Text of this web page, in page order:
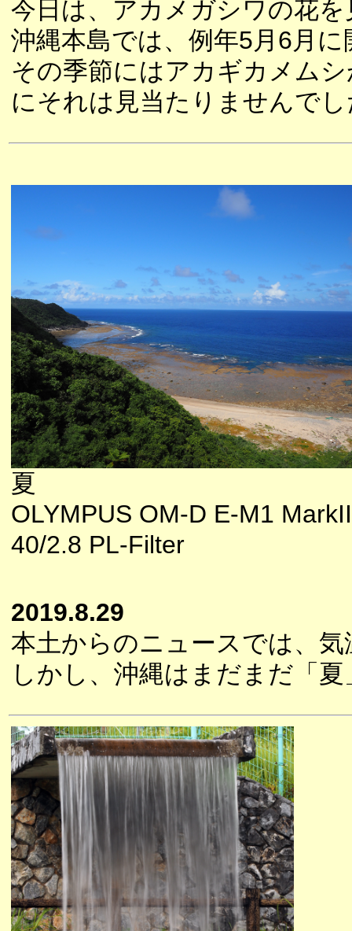
今日は、アカメガシワの花
沖縄本島では、例年5月6月
その季節にはアカギカメム
にそれは見当たりませんで
夏
OLYMPUS OM-D E-M1
40/2.8 PL-Filter
2019.8.29
本土からのニュースでは、
しかし、沖縄はまだまだ「